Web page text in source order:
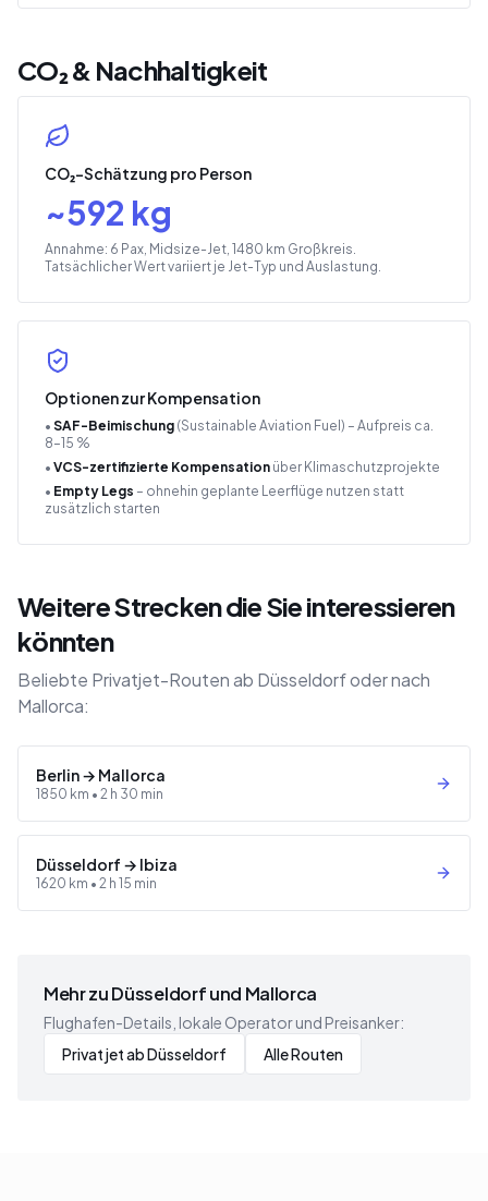
CO₂ & Nachhaltigkeit
CO₂-Schätzung pro Person
~592 kg
Annahme: 6 Pax, Midsize-Jet, 1480 km Großkreis.
Tatsächlicher Wert variiert je Jet-Typ und Auslastung.
Optionen zur Kompensation
• SAF-Beimischung (Sustainable Aviation Fuel) – Aufpreis ca.
8–15 %
• VCS-zertifizierte Kompensation über Klimaschutzprojekte
• Empty Legs – ohnehin geplante Leerflüge nutzen statt
zusätzlich starten
Weitere Strecken die Sie interessieren
könnten
Beliebte Privatjet-Routen ab Düsseldorf oder nach
Mallorca:
Berlin→ Mallorca
1850 km • 2 h 30 min
Düsseldorf → Ibiza
1620 km • 2 h 15 min
Mehr zu Düsseldorf und Mallorca
Flughafen-Details, lokale Operator und Preisanker:
Privatjet ab Düsseldorf
Alle Routen